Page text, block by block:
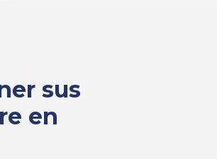
sus
en